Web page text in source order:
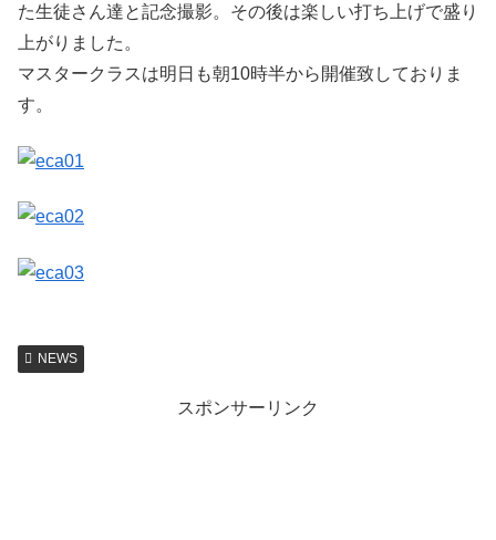
た生徒さん達と記念撮影。その後は楽しい打ち上げで盛り
上がりました。
マスタークラスは明日も朝10時半から開催致しておりま
す。
NEWS
スポンサーリンク